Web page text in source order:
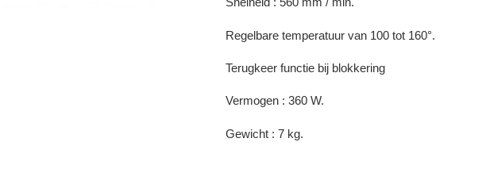
Regelbare temperatuur van 100 tot 160°.
Terugkeer functie bij blokkering
Vermogen : 360 W.
Gewicht : 7 kg.